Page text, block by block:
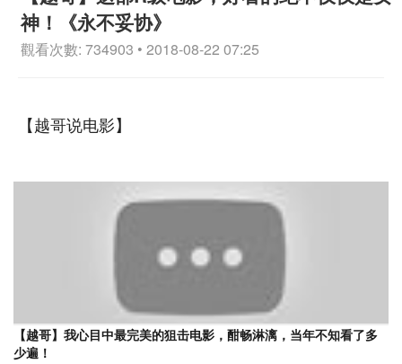
神！《永不妥协》
觀看次數: 734903 • 2018-08-22 07:25
【越哥说电影】
【越哥】我心目中最完美的狙击电影，酣畅淋漓，当年不知看了多
少遍！